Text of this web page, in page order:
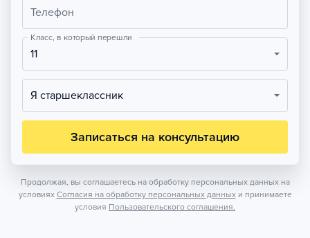
Телефон
Класс, в который перешли
11
Я старшеклассник
Записаться на консультацию
Продолжая, вы соглашаетесь на обработку персональных данных на
условиях Согласия на обработку персональных данных и принимаете
условия Пользовательского соглашения.